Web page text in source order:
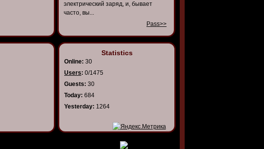
электрический заряд, и, бывает
часто, вы...
Pass>>
Statistics
Online: 30
Users: 0/1475
Guests: 30
Today: 684
Yesterday: 1264